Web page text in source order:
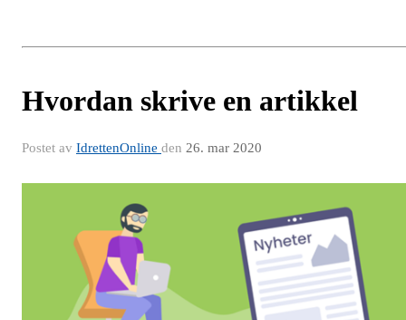
Hvordan skrive en artikkel
Postet av IdrettenOnline den 26. mar 2020